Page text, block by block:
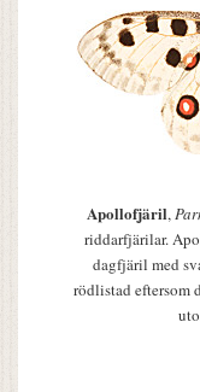
Apollofjäril,
riddarfjärilar.
dagfjäril med
rödlistad eftersom